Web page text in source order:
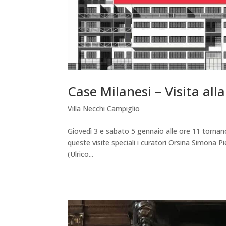
Case Milanesi – Visita
Villa Necchi Campiglio
Giovedì 3 e sabato 5 gennaio alle ore 11
queste visite speciali i curatori Orsina Simona
(Ulrico...